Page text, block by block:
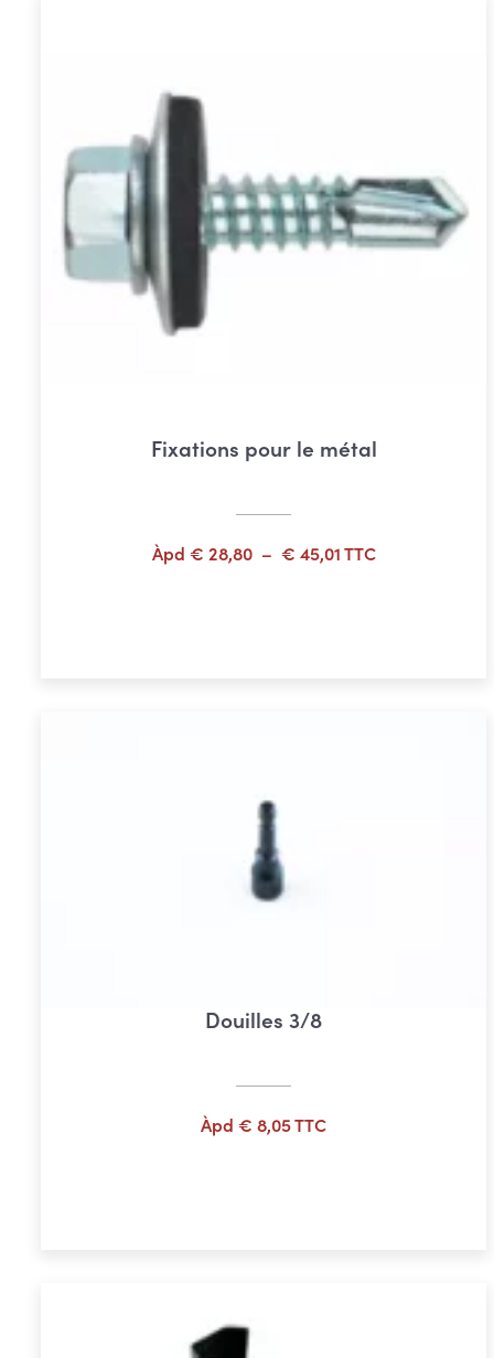
Fixations pour le métal
Àpd € 28,80 – € 45,01Plage
TTC
Douilles 3/8
Àpd € 8,05TTC